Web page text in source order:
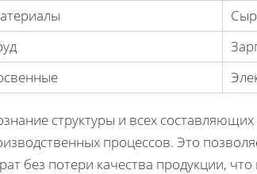
структуры и всех
процессов. Это
без потери качества продукции,